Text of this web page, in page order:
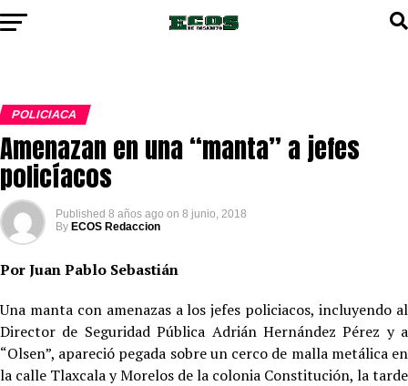
POLICIACA
Amenazan en una “manta” a jefes
policíacos
Published 8 años ago on 8 junio, 2018
By ECOS Redaccion
Por Juan Pablo Sebastián
Una manta con amenazas a los jefes policiacos, incluyendo al
Director de Seguridad Pública Adrián Hernández Pérez y a
“Olsen”, apareció pegada sobre un cerco de malla metálica en
la calle Tlaxcala y Morelos de la colonia Constitución, la tarde